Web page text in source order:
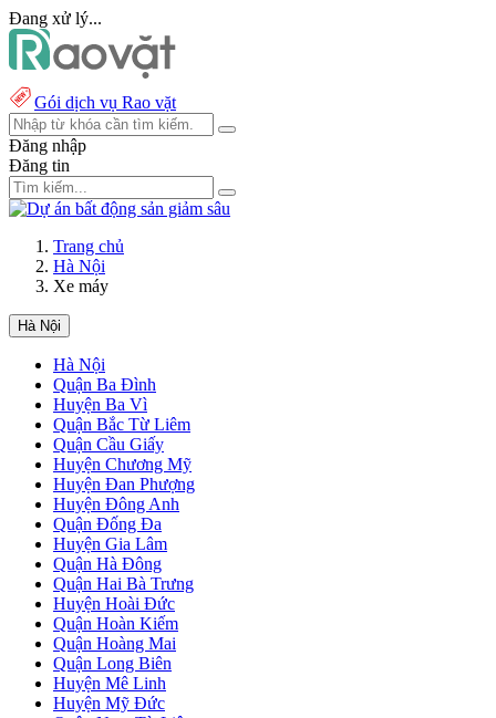
Đang xử lý...
Gói dịch vụ Rao vặt
Đăng nhập
Đăng tin
Trang chủ
Hà Nội
Xe máy
Hà Nội
Hà Nội
Quận Ba Đình
Huyện Ba Vì
Quận Bắc Từ Liêm
Quận Cầu Giấy
Huyện Chương Mỹ
Huyện Đan Phượng
Huyện Đông Anh
Quận Đống Đa
Huyện Gia Lâm
Quận Hà Đông
Quận Hai Bà Trưng
Huyện Hoài Đức
Quận Hoàn Kiếm
Quận Hoàng Mai
Quận Long Biên
Huyện Mê Linh
Huyện Mỹ Đức